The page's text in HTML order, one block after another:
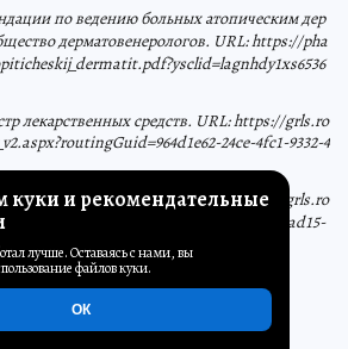
по ведению больных атопическим дер
дерматовенерологов. URL: https://pha
лекарственных средств. URL: https://grls.ro
24ce-4fc1-9332-4
лекарственных средств. URL: https://grls.ro
c5dc-433f-ad15-
Необходимо
специалиста.
куки и рекомендательные
лучше. Оставаясь с нами, вы
файлов куки.
ОК